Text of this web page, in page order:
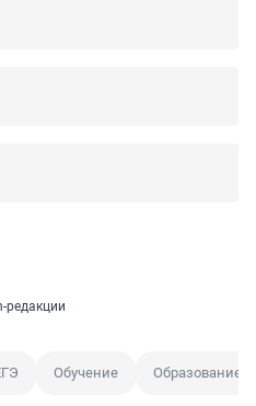
редакции
Обучение Образование